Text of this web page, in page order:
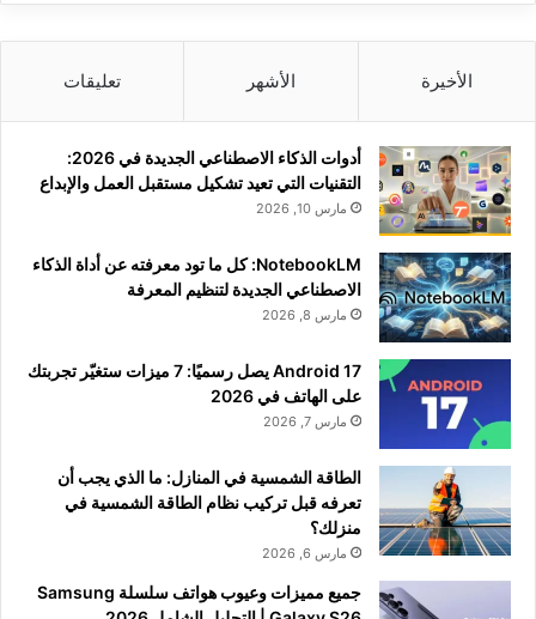
الأخيرة الأشهر تعليقات
أدوات الذكاء الاصطناعي الجديدة في 2026:
التقنيات التي تعيد تشكيل مستقبل العمل والإبداع
مارس 10, 2026
NotebookLM: كل ما تود معرفته عن أداة الذكاء
الاصطناعي الجديدة لتنظيم المعرفة
مارس 8, 2026
Android 17 يصل رسميًا: 7 ميزات ستغيّر تجربتك
على الهاتف في 2026
مارس 7, 2026
الطاقة الشمسية في المنازل: ما الذي يجب أن
تعرفه قبل تركيب نظام الطاقة الشمسية في
منزلك؟
مارس 6, 2026
جميع مميزات وعيوب هواتف سلسلة Samsung